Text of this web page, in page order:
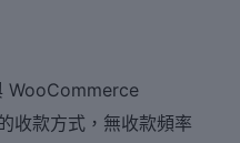
WooCommerce
收款方式，無收款頻率